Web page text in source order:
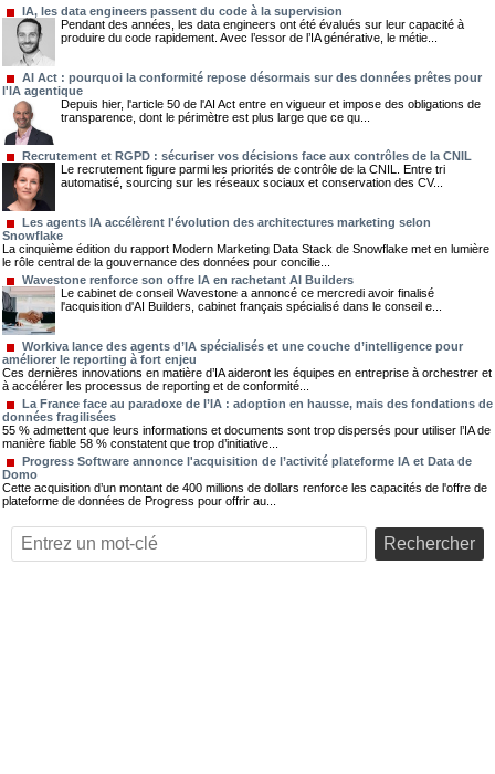
IA, les data engineers passent du code à la supervision
Pendant des années, les data engineers ont été évalués sur leur capacité à
produire du code rapidement. Avec l’essor de l’IA générative, le métie...
AI Act : pourquoi la conformité repose désormais sur des données prêtes pour
l'IA agentique
Depuis hier, l'article 50 de l'AI Act entre en vigueur et impose des obligations de
transparence, dont le périmètre est plus large que ce qu...
Recrutement et RGPD : sécuriser vos décisions face aux contrôles de la CNIL
Le recrutement figure parmi les priorités de contrôle de la CNIL. Entre tri
automatisé, sourcing sur les réseaux sociaux et conservation des CV...
Les agents IA accélèrent l'évolution des architectures marketing selon
Snowflake
La cinquième édition du rapport Modern Marketing Data Stack de Snowflake met en lumière
le rôle central de la gouvernance des données pour concilie...
Wavestone renforce son offre IA en rachetant AI Builders
Le cabinet de conseil Wavestone a annoncé ce mercredi avoir finalisé
l'acquisition d'AI Builders, cabinet français spécialisé dans le conseil e...
Workiva lance des agents d’IA spécialisés et une couche d’intelligence pour
améliorer le reporting à fort enjeu
Ces dernières innovations en matière d’IA aideront les équipes en entreprise à orchestrer et
à accélérer les processus de reporting et de conformité...
La France face au paradoxe de l’IA : adoption en hausse, mais des fondations de
données fragilisées
55 % admettent que leurs informations et documents sont trop dispersés pour utiliser l’IA de
manière fiable 58 % constatent que trop d’initiative...
Progress Software annonce l'acquisition de l’activité plateforme IA et Data de
Domo
Cette acquisition d’un montant de 400 millions de dollars renforce les capacités de l'offre de
plateforme de données de Progress pour offrir au...
Rechercher